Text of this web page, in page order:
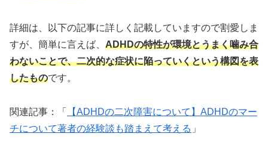
詳細は、以下の記事に詳しく記載していますので割愛しま
すが、簡単に言えば、 ADHDの特性が環境とうまく噛み合
わないことで、二次的な症状に陥っていくという構図を表
したものです。
関連記事：「
【ADHDの二次障害について】ADHDのマー
チについて著者の経験談も踏まえて考える 」